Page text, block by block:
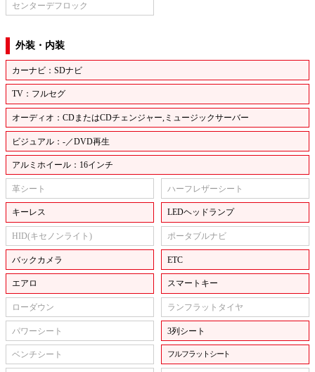
センターデフロック
外装・内装
カーナビ：SDナビ
TV：フルセグ
オーディオ：CDまたはCDチェンジャー,ミュージックサーバー
ビジュアル：-／DVD再生
アルミホイール：16インチ
革シート ハーフレザーシート
キーレス LEDヘッドランプ
HID(キセノンライト) ポータブルナビ
バックカメラ ETC
エアロ スマートキー
ローダウン ランフラットタイヤ
パワーシート 3列シート
ベンチシート フルフラットシート